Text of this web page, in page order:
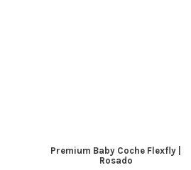
Premium Baby Coche Flexfly |
Rosado